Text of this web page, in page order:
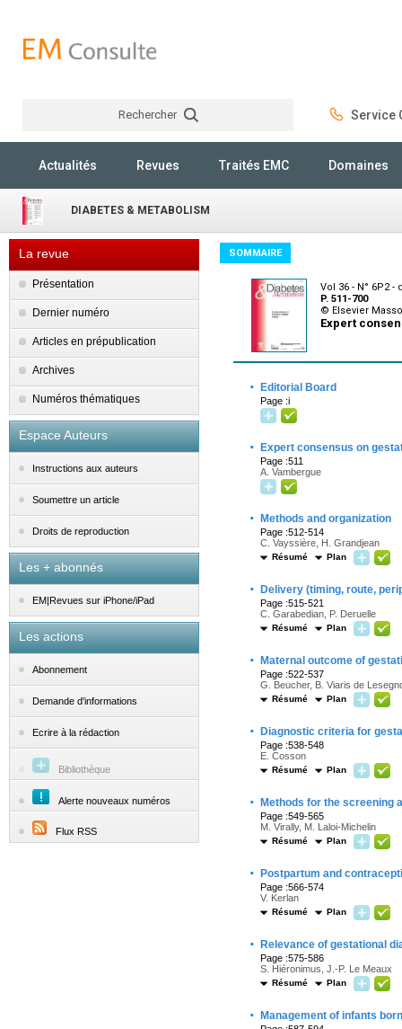
Rechercher Service
Actualités Revues Traités EMC Domaines
DIABETES & METABOLISM
La revue
Présentation
Dernier numéro
Articles en prépublication
Archives
Numéros thématiques
Espace Auteurs
Instructions aux auteurs
Soumettre un article
Droits de reproduction
Les + abonnés
EM|Revues sur iPhone/iPad
Les actions
Abonnement
Demande d'informations
Ecrire à la rédaction
Bibliothèque
Alerte nouveaux numéros
Flux RSS
SOMMAIRE
Vol 36 - N° 6P2
P. 511-700
© Elsevier
Expert
· Editorial Board
Page :i
· Expert consensus on
Page :511
A. Vambergue
· Methods and organization
Page :512-514
C. Vayssière, H. Grandjean
Résumé Plan
· Delivery (timing, route,
Page :515-521
C. Garabedian, P. Deruelle
Résumé Plan
· Maternal outcome of
Page :522-537
G. Beucher, B. Viaris de
Résumé Plan
· Diagnostic criteria for
Page :538-548
E. Cosson
Résumé Plan
· Methods for the screening
Page :549-565
M. Virally, M. Laloi-Michelin
Résumé Plan
· Postpartum and
Page :566-574
V. Kerlan
Résumé Plan
· Relevance of gestational
Page :575-586
S. Hiéronimus, J.-P. Le Meaux
Résumé Plan
· Management of infants